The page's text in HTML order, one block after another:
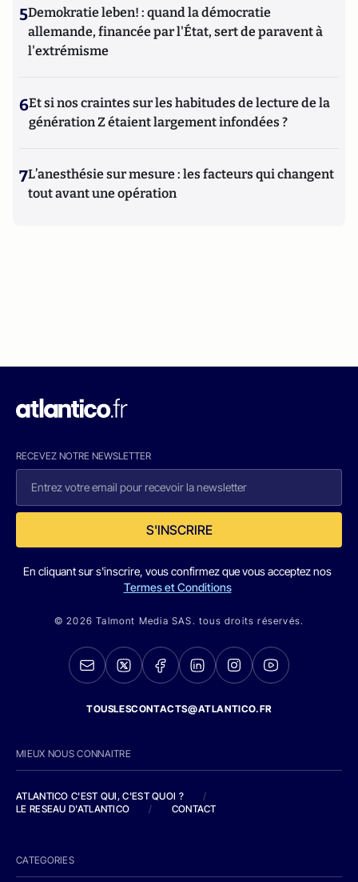
5Demokratie leben! : quand la démocratie
allemande, financée par l'État, sert de paravent à
l'extrémisme
6Et si nos craintes sur les habitudes de lecture de la
génération Z étaient largement infondées ?
7L’anesthésie sur mesure : les facteurs qui changent
tout avant une opération
RECEVEZ NOTRE NEWSLETTER
S'INSCRIRE
En cliquant sur s'inscrire, vous confirmez que vous acceptez nos
Termes et Conditions
© 2026 Talmont Media SAS. tous droits réservés.
TOUSLESCONTACTS@ATLANTICO.FR
MIEUX NOUS CONNAITRE
ATLANTICO C'EST QUI, C'EST QUOI ?
/
LE RESEAU D'ATLANTICO
/ CONTACT
CATEGORIES